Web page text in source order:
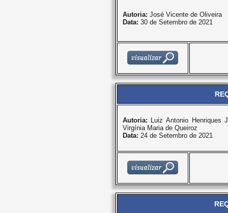
Autoria: José Vicente de Oliveira
Data: 30 de Setembro de 2021
Autoria: Luiz Antonio Henriques
Virgínia Maria de Queiroz
Data: 24 de Setembro de 2021